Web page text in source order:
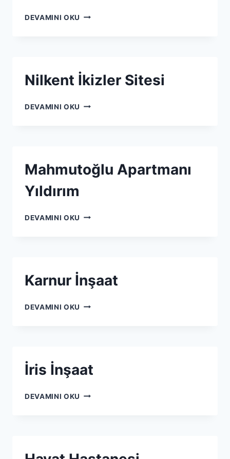
DEVAMINI OKU
Nilkent İkizler Sitesi
DEVAMINI OKU
Mahmutoğlu Apartmanı
Yıldırım
DEVAMINI OKU
Karnur İnşaat
DEVAMINI OKU
İris İnşaat
DEVAMINI OKU